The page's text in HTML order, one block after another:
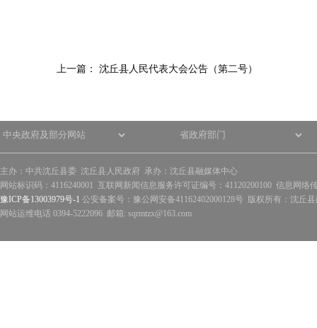
上一篇： 沈丘县人民代表大会公告（第二号）
主办：中共沈丘县委 沈丘县人民政府 承办：沈丘县融媒体中心
网站标识码：4116240001 互联网新闻信息服务许可证编号：41120200100 信息网络
豫ICP备13003979号-1 公安备案号：豫公网安备41162402000128号 版权所有：沈丘
网站运维电话 0394-5222096 邮箱: sqrmtzx@163.com